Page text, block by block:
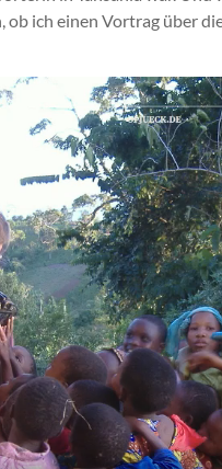
ob ich einen Vortrag über